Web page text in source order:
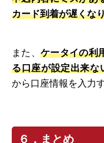
カード到着が遅くな
また、 ケータイの利
る口座が設定出来な
から口座情報を入力
６．まとめ